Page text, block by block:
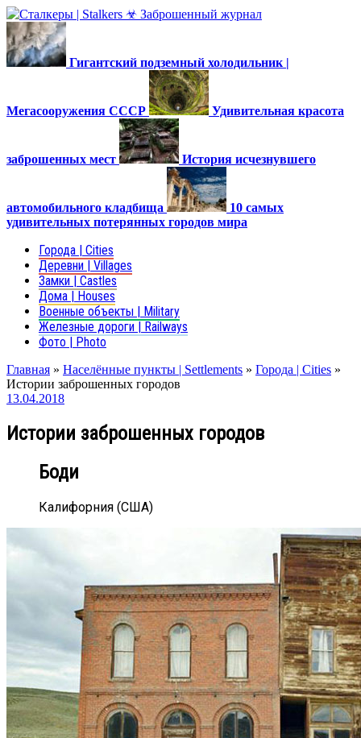
Гигантский подземный холодильник |
Мегасооружения СССР Удивительная красота
заброшенных мест История исчезнувшего
автомобильного кладбища
10 самых
удивительных потерянных городов мира
Города | Cities
Деревни | Villages
Замки | Castles
Дома | Houses
Военные объекты | Military
Железные дороги | Railways
Фото | Photo
Главная » Населённые пункты | Settlements » Города | Cities »
Истории заброшенных городов
13.04.2018
Истории заброшенных городов
Боди
Калифорния (США)